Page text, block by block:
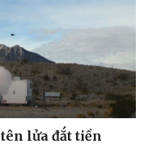
lửa đắt tiền